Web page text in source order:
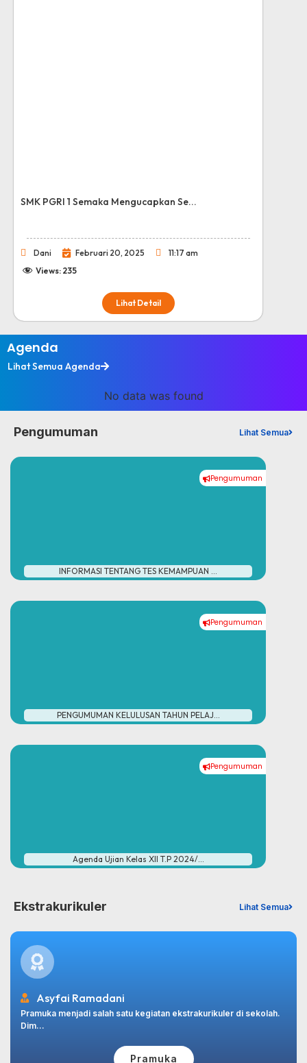
SMK PGRI 1 Semaka Mengucapkan Se...
Dani Februari 20, 2025
11:17 am
Views: 235
Lihat Detail
Agenda
Lihat Semua Agenda
No data was found
Pengumuman Lihat Semua
Pengumuman
INFORMASI TENTANG TES KEMAMPUAN ...
Pengumuman
PENGUMUMAN KELULUSAN TAHUN PELAJ...
Pengumuman
Agenda Ujian Kelas XII T.P 2024/...
Ekstrakurikuler Lihat Semua
Asyfai Ramadani
Pramuka menjadi salah satu kegiatan ekstrakurikuler di sekolah.
Dim...
Pramuka